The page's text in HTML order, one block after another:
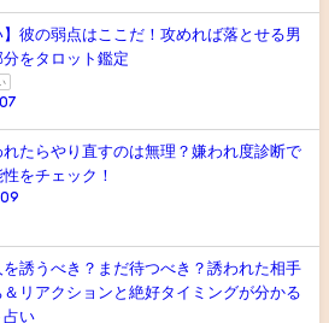
】彼の弱点はここだ！攻めれば落とせる男
をタロット鑑定
れたらやり直すのは無理？嫌われ度診断で
をチェック！
を誘うべき？まだ待つべき？誘われた相手
リアクションと絶好タイミングが分かる
占い